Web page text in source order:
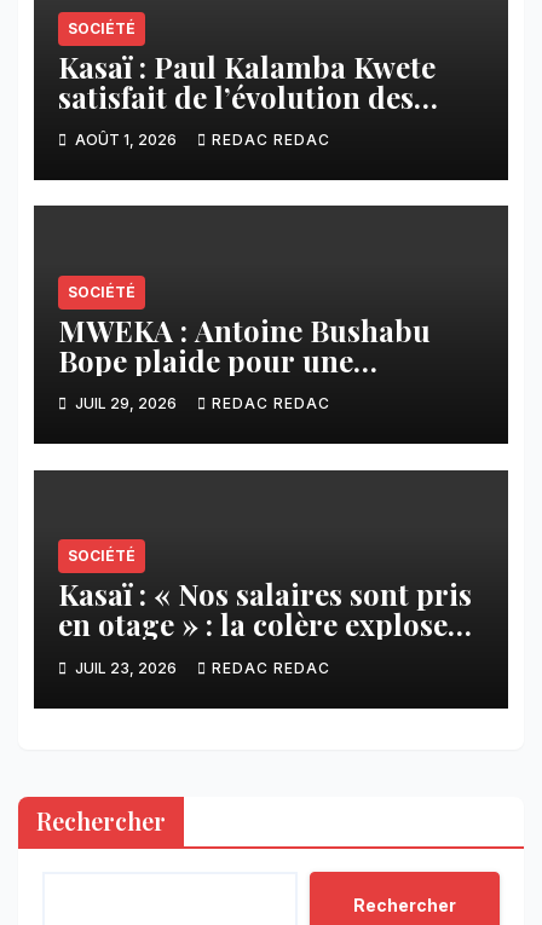
SOCIÉTÉ
Kasaï : Paul Kalamba Kwete
satisfait de l’évolution des
travaux routiers exécutés par
SAFRIMEX
AOÛT 1, 2026 REDAC REDAC
SOCIÉTÉ
MWEKA : Antoine Bushabu
Bope plaide pour une
meilleure prise en compte des
communautés locales dans la
réforme sur le crédit carbone.
JUIL 29, 2026 REDAC REDAC
SOCIÉTÉ
Kasaï : « Nos salaires sont pris
en otage » : la colère explose
contre ADVANS Banque à
Tshikapa
JUIL 23, 2026 REDAC REDAC
Rechercher
Rechercher